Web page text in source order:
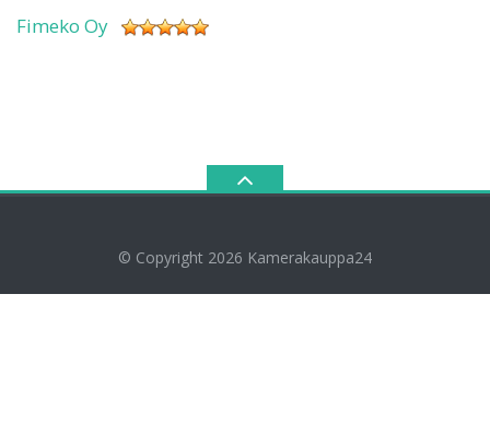
Fimeko Oy
© Copyright 2026 Kamerakauppa24